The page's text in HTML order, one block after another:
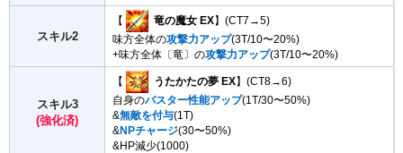
スキル2
【 竜の魔女 EX】(CT7→5)
味方全体の攻撃力アップ(3T/10〜20%)
+味方全体〔竜〕の攻撃力アップ(3T/10〜20%)
スキル3
(強化済)
【 うたかたの夢 EX】(CT8→6)
自身のバスター性能アップ(1T/30〜50%)
&無敵を付与(1T)
&NPチャージ(30〜50%)
&HP減少(1000)